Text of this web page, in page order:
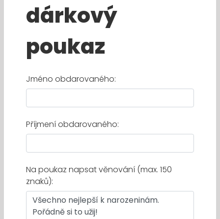
dárkový
poukaz
Jméno obdarovaného:
Příjmení obdarovaného:
Na poukaz napsat věnování (max. 150
znaků):